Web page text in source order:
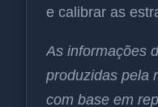
e calibrar as
As informações
produzidas pela
com base em